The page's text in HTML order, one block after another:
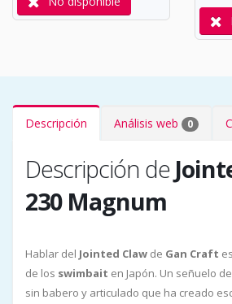
Descripción Análisis web 0
Descripción de
230 Magnum
Hablar del Jointed Claw de Gan Craft
de los swimbait en Japón. Un señuelo
sin babero y articulado que ha creado